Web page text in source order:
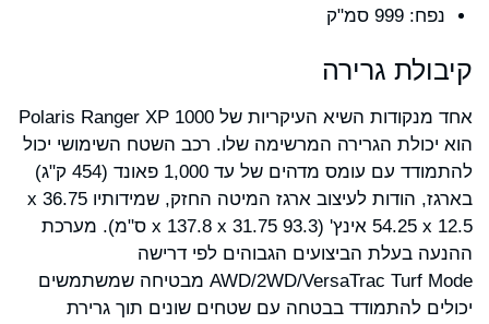
נפח: 999 סמ"ק
קיבולת גרירה
אחד מנקודות השיא העיקריות של Polaris Ranger XP 1000
הוא יכולת הגרירה המרשימה שלו. רכב השטח השימושי יכול
להתמודד עם עומס מדהים של עד 1,000 פאונד (454 ק"ג)
בארגז, הודות לעיצוב ארגז המיטה החזק, שמידותיו 36.75 x
54.25 x 12.5 אינץ' (93.3 x 137.8 x 31.75 ס"מ). מערכת
ההנעה בעלת הביצועים הגבוהים לפי דרישה
AWD/2WD/VersaTrac Turf Mode מבטיחה שמשתמשים
יכולים להתמודד בבטחה עם שטחים שונים תוך גרירת